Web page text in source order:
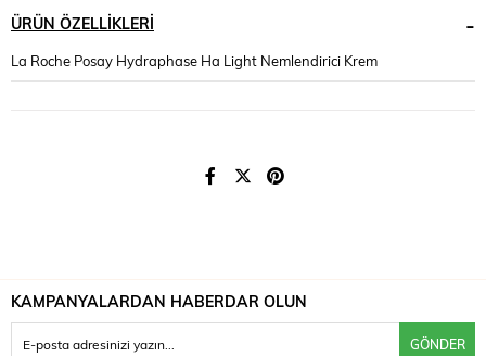
ÜRÜN ÖZELLIKLERI
La Roche Posay Hydraphase Ha Light Nemlendirici Krem
KAMPANYALARDAN HABERDAR OLUN
GÖNDER